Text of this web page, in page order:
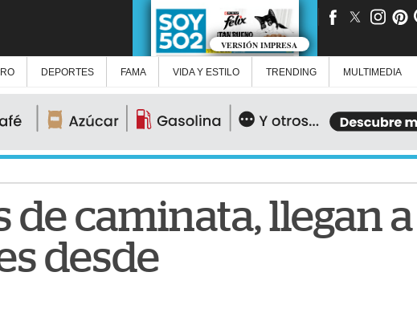
VERSIÓN IMPRESA
DEPORTES FAMA VIDA Y ESTILO TRENDING MULTIMEDIA
de caminata, llegan a
desde